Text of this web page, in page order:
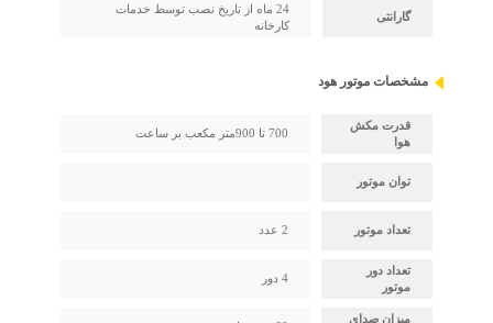
گارانتی
24 ماه از تاریخ نصب توسط خدمات
کارخانه
مشخصات موتور هود
قدرت مکش
هوا
700 تا 900متر مکعب بر ساعت
توان موتور
تعداد موتور 2 عدد
تعداد دور
موتور
4 دور
میزان صدای